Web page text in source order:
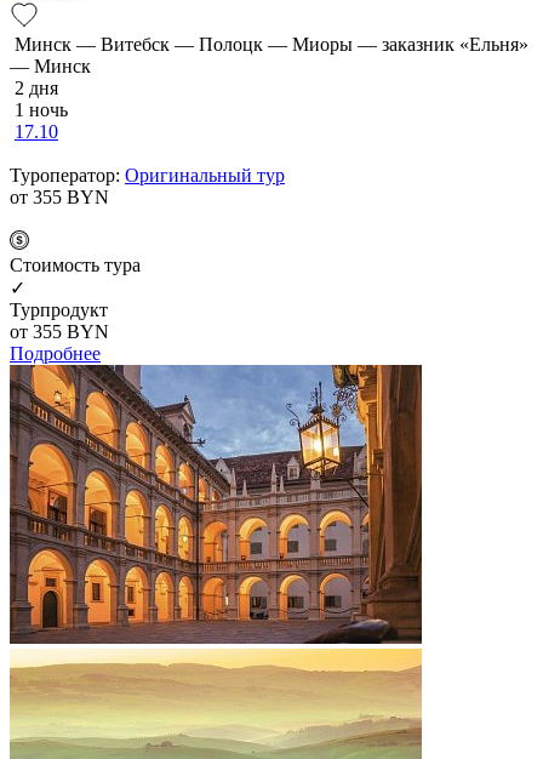
Минск — Витебск — Полоцк — Миоры — заказник «Ельня»
— Минск
2 дня
1 ночь
17.10
Туроператор: Оригинальный тур
от 355 BYN
Cтоимость тура
✓
Турпродукт
от 355 BYN
Подробнее